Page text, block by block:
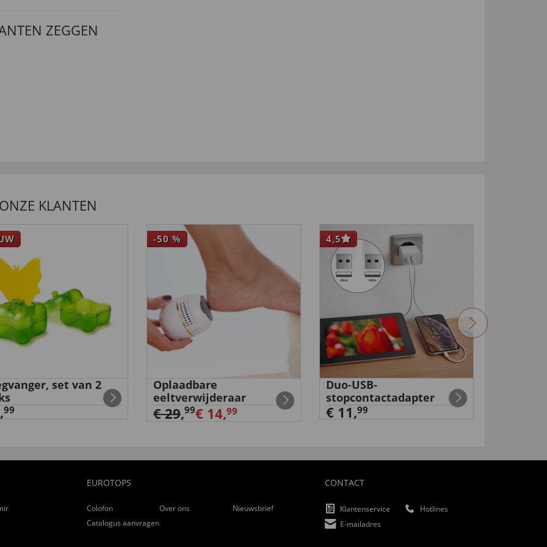
ZEGGEN
trouvé de bas qui me
wie angekündigt,
KLANTEN
set van 2
99
-50 %
Oplaadbare
eeltverwijderaar
€ 29,99€ 14,99
4,5
Duo-USB-
stopcontactadapter
€ 11,99
EUROTOPS
Colofon Over ons
Nieuwsbrief
Catalogus aanvragen
CONTACT
Klantenservice
Hotlines
E-mailadres